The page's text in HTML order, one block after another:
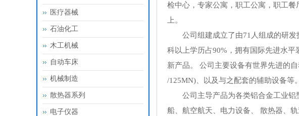
医疗器械
石油化工
木工机械
自动车床
机械制造
散热器系列
电子仪器
检中心，专家公寓，职工公寓，职工
上。
公司组建成立了由71人组成的研发
科以上学历占90%，拥有国际先进水
新产品。 公司主要设备有世界先进的
/125MN)、以及与之配套的辅助设备等。
公司主导产品为各类铝合金工业铝
船、航空航天、电力设备、 散热器、